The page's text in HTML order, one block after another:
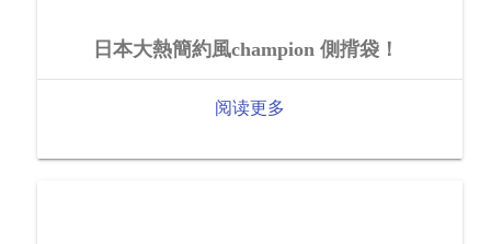
日本大熱簡約風champion 側揹袋！
阅读更多